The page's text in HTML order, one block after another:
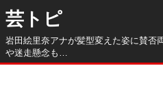
芸トピ
岩田絵里奈アナが髪型変えた姿に賛否
や迷走懸念も…